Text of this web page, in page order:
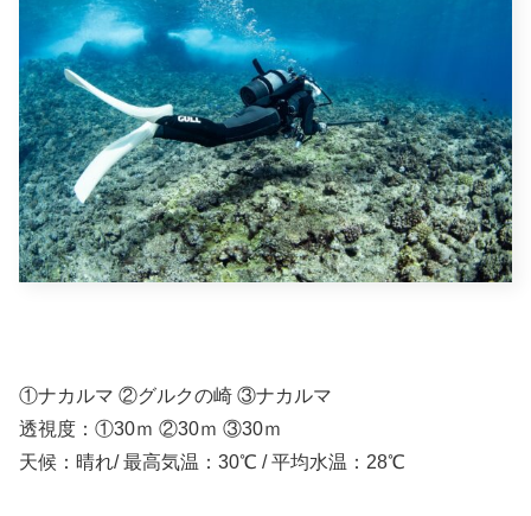
①ナカルマ ②グルクの崎 ③ナカルマ
透視度：①30ｍ ②30ｍ ③30ｍ
天候：晴れ/ 最高気温：30℃ / 平均水温：28℃